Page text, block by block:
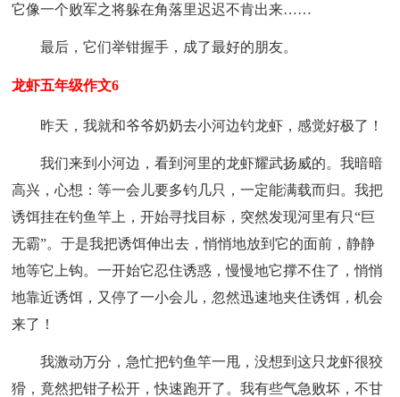
它像一个败军之将躲在角落里迟迟不肯出来……
最后，它们举钳握手，成了最好的朋友。
龙虾五年级作文6
昨天，我就和爷爷奶奶去小河边钓龙虾，感觉好极了！
我们来到小河边，看到河里的龙虾耀武扬威的。我暗暗
高兴，心想：等一会儿要多钓几只，一定能满载而归。我把
诱饵挂在钓鱼竿上，开始寻找目标，突然发现河里有只“巨
无霸”。于是我把诱饵伸出去，悄悄地放到它的面前，静静
地等它上钩。一开始它忍住诱惑，慢慢地它撑不住了，悄悄
地靠近诱饵，又停了一小会儿，忽然迅速地夹住诱饵，机会
来了！
我激动万分，急忙把钓鱼竿一甩，没想到这只龙虾很狡
猾，竟然把钳子松开，快速跑开了。我有些气急败坏，不甘